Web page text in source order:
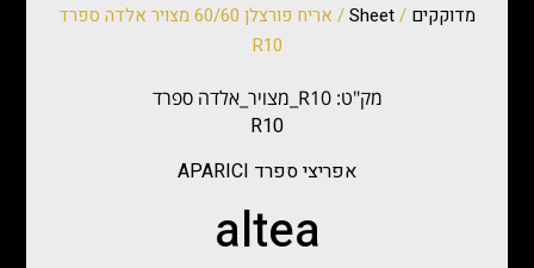
מדוקקים /
Sheet
/ אריח פורצלן 60/60 מצויר אלדה ספרד
R10
מק"ט: R10_מצויר_אלדה ספרד
R10
אפריצי ספרד APARICI
altea